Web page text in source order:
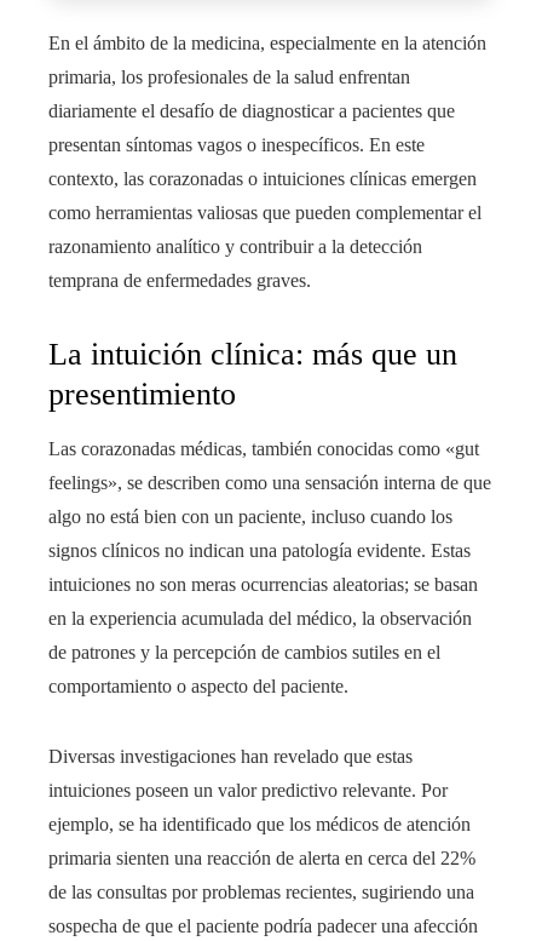
En el ámbito de la medicina, especialmente en la atención
primaria, los profesionales de la salud enfrentan
diariamente el desafío de diagnosticar a pacientes que
presentan síntomas vagos o inespecíficos. En este
contexto, las corazonadas o intuiciones clínicas emergen
como herramientas valiosas que pueden complementar el
razonamiento analítico y contribuir a la detección
temprana de enfermedades graves.
La intuición clínica: más que un
presentimiento
Las corazonadas médicas, también conocidas como «gut
feelings», se describen como una sensación interna de que
algo no está bien con un paciente, incluso cuando los
signos clínicos no indican una patología evidente. Estas
intuiciones no son meras ocurrencias aleatorias; se basan
en la experiencia acumulada del médico, la observación
de patrones y la percepción de cambios sutiles en el
comportamiento o aspecto del paciente.
Diversas investigaciones han revelado que estas
intuiciones poseen un valor predictivo relevante. Por
ejemplo, se ha identificado que los médicos de atención
primaria sienten una reacción de alerta en cerca del 22%
de las consultas por problemas recientes, sugiriendo una
sospecha de que el paciente podría padecer una afección